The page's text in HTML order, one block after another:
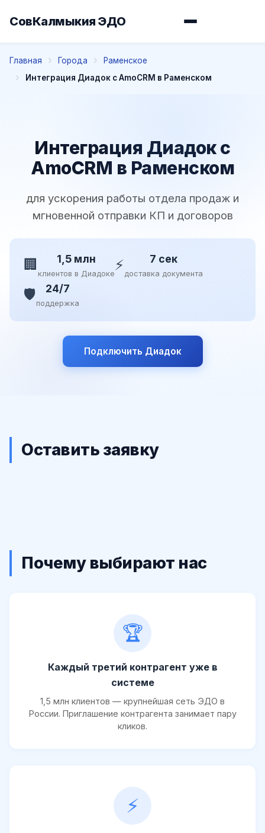
СовКалмыкия ЭДО
Главная Города
Раменское
Интеграция Диадок с AmoCRM в Раменском
Интеграция Диадок с
AmoCRM в Раменском
для ускорения работы отдела продаж и
мгновенной отправки КП и договоров
🏢 1,5 млн
клиентов в Диадоке⚡ 7 сек
доставка документа
🛡️ 24/7
поддержка
Подключить Диадок
Оставить заявку
Почему выбирают нас
🏆
Каждый третий контрагент уже в
системе
1,5 млн клиентов — крупнейшая сеть ЭДО в
России. Приглашение контрагента занимает пару
кликов.
⚡